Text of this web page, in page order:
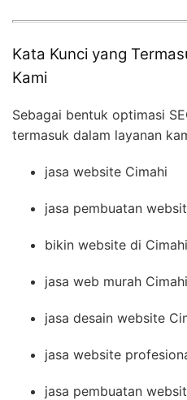
Kata Kunci yang
Kami
Sebagai bentuk optimasi
termasuk dalam layanan
jasa website Cimahi
jasa pembuatan
bikin website di Cimahi
jasa web murah Cimahi
jasa desain website
jasa website
jasa pembuatan